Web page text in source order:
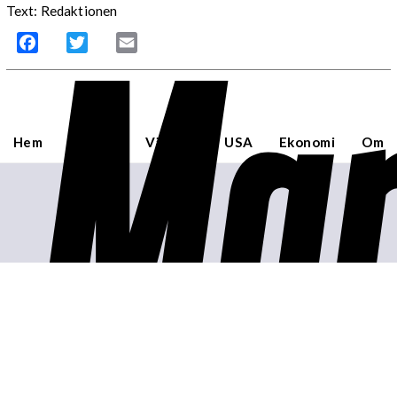
Text: Redaktionen
Facebook Twitter
Hem Världen USA Ekonomi Om